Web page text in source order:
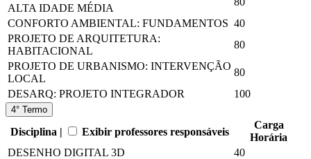
ALTA IDADE MÉDIA
CONFORTO AMBIENTAL: FUNDAMENTOS 40
PROJETO DE ARQUITETURA:
HABITACIONAL
80
PROJETO DE URBANISMO: INTERVENÇÃO
LOCAL
80
DESARQ: PROJETO INTEGRADOR
100
4° Termo
Disciplina | Exibir professores responsáveis
Carga
Horária
DESENHO DIGITAL 3D
40